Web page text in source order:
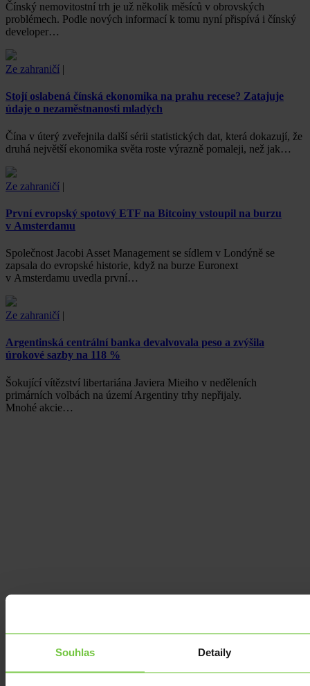
Souhlas Detaily
Čínský nemovitostní trh je už několik měsíců v obrovských
problémech. Podle nových informací k tomu nyní přispívá i čínský
developer…
Ze zahraničí |
Stojí oslabená čínská ekonomika na prahu recese? Zatajuje
údaje o nezaměstnanosti mladých
Čína v úterý zveřejnila další sérii statistických dat, která dokazují, že
druhá největší ekonomika světa roste výrazně pomaleji, než jak…
Ze zahraničí |
První evropský spotový ETF na Bitcoiny vstoupil na burzu
v Amsterdamu
Společnost Jacobi Asset Management se sídlem v Londýně se
zapsala do evropské historie, když na burze Euronext
v Amsterdamu uvedla první…
Ze zahraničí |
Argentinská centrální banka devalvovala peso a zvýšila
úrokové sazby na 118 %
Šokující vítězství libertariána Javiera Mieiho v neděleních
primárních volbách na území Argentiny trhy nepřijaly.
Mnohé akcie…